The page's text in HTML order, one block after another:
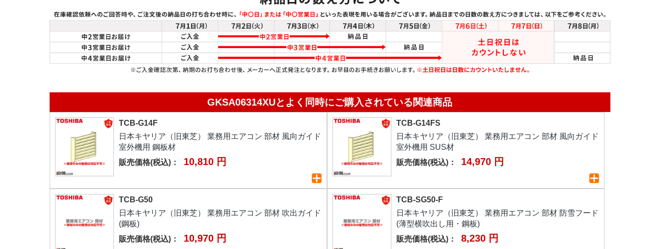
GKSA06314XUと よく同時にご購入されている関連商品
TCB-G14F
日本キヤリア（旧東芝） 業務用エアコン 部材 風向ガイド
室外機用 鋼板材
販売価格(税込)：
10,810 円
TCB-G14FS
日本キヤリア（旧東芝） 業務用エアコン 部材 風向ガイド
室外機用 SUS材
販売価格(税込)：
14,970 円
TCB-G50
日本キヤリア（旧東芝） 業務用エアコン 部材 吹出ガイド
(鋼板)
販売価格(税込)：
10,970 円
TCB-SG50-F
日本キヤリア（旧東芝） 業務用エアコン 部材 防雪フード
(薄型横吹出し用・鋼板)
販売価格(税込)：
8,230 円